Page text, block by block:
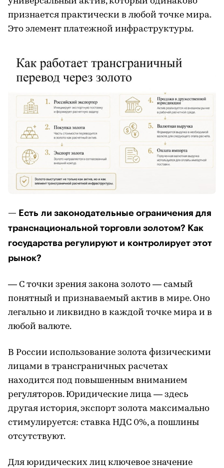
признается практически в любой точке мира.
Это элемент платежной инфраструктуры.
— Есть ли законодательные ограничения для
транснациональной торговли золотом? Как
государства регулируют и контролирует этот
рынок?
— С точки зрения закона золото — самый
понятный и признаваемый актив в мире. Оно
легально и ликвидно в каждой точке мира и в
любой валюте.
В России использование золота физическими
лицами в трансграничных расчетах
находится под повышенным вниманием
регуляторов. Юридические лица — здесь
другая история, экспорт золота максимально
стимулируется: ставка НДС 0%, а пошлины
отсутствуют.
Для юридических лиц ключевое значение